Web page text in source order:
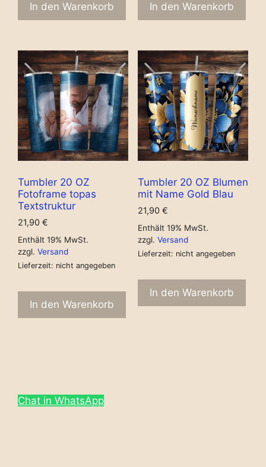
In den Warenkorb In den Warenkorb
Tumbler 20 OZ
Fotoframe topas
Textstruktur
21,90 €
Enthält 19% MwSt.
zzgl. Versand
Lieferzeit: nicht angegeben
In den Warenkorb
Tumbler 20 OZ Blumen
mit Name Gold Blau
21,90 €
Enthält 19% MwSt.
zzgl. Versand
Lieferzeit: nicht angegeben
In den Warenkorb
Chat in WhatsApp